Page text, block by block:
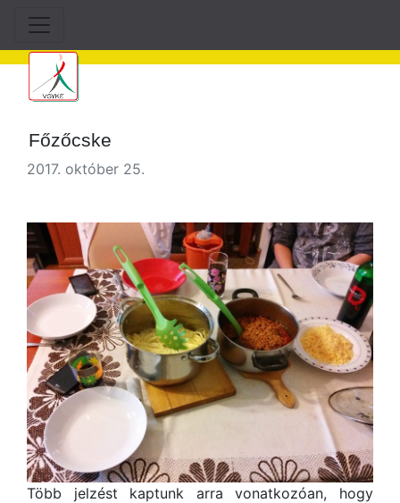
Főzőcske
2017. október 25.
Több jelzést kaptunk arra vonatkozóan, hogy